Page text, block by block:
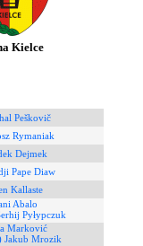
Kielce
Peškovič
Rymaniak
Dejmek
Pape Diaw
Kallaste
Abalo
Pyłypczuk
Marković
Jakub Mrozik